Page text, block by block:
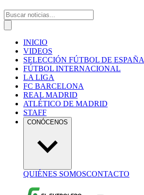
INICIO
VIDEOS
SELECCIÓN FÚTBOL DE ESPAÑA
FÚTBOL INTERNACIONAL
LA LIGA
FC BARCELONA
REAL MADRID
ATLÉTICO DE MADRID
STAFF
CONÓCENOS
QUIÉNES SOMOSCONTACTO